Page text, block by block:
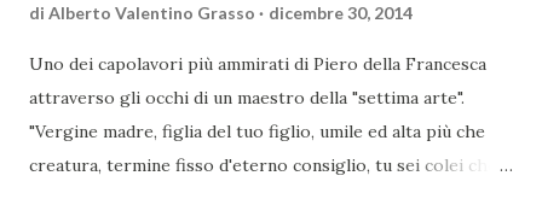
di Alberto Valentino Grasso dicembre 30, 2014
Uno dei capolavori più ammirati di Piero della Francesca
attraverso gli occhi di un maestro della "settima arte".
"Vergine madre, figlia del tuo figlio, umile ed alta più che
creatura, termine fisso d'eterno consiglio, tu sei colei che